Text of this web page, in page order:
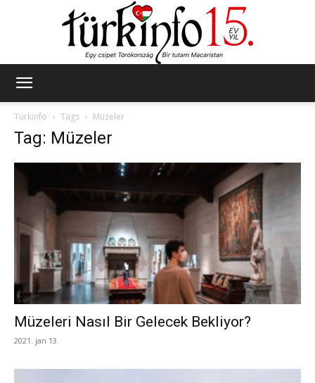
Türkinfo
Tags Müzeler
Tag: Müzeler
Müzeleri Nasıl Bir Gelecek Bekliyor?
2021. jan 13.